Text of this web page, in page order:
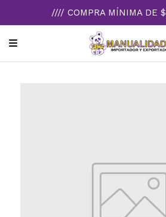
//// COMPRA MÍNIMA DE